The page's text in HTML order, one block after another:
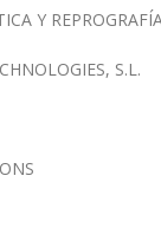
Y
S.L.